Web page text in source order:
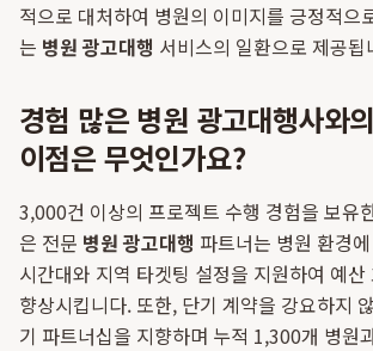
적으로 대처하여 병원의 이미지를 긍정적으
는 병원 광고대행 서비스의 일환으로 제공됩
경험 많은 병원 광고대행사와
이점은 무엇인가요?
3,000건 이상의 프로젝트 수행 경험을 보유
은 전문 병원 광고대행 파트너는 병원 환경
시간대와 지역 타겟팅 설정을 지원하여 예
향상시킵니다. 또한, 단기 계약을 강요하지
기 파트너십을 지향하며 누적 1,300개 병원